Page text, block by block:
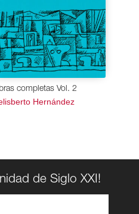
completas Vol. 2
Hernández
de Siglo XXI!